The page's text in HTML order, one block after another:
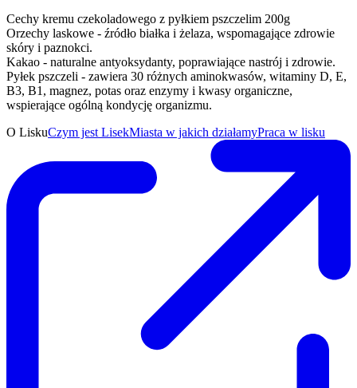
Cechy kremu czekoladowego z pyłkiem pszczelim 200g
Orzechy laskowe - źródło białka i żelaza, wspomagające zdrowie
skóry i paznokci.
Kakao - naturalne antyoksydanty, poprawiające nastrój i zdrowie.
Pyłek pszczeli - zawiera 30 różnych aminokwasów, witaminy D, E,
B3, B1, magnez, potas oraz enzymy i kwasy organiczne,
wspierające ogólną kondycję organizmu.
O LiskuCzym jest LisekMiasta w jakich działamyPraca w lisku